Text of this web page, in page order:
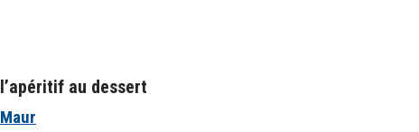
au dessert